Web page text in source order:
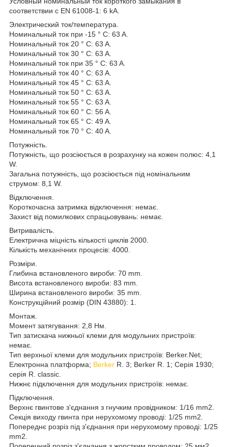
соответствии с EN 61008-1: 6 kA.
Электрический ток/температура.
Номинальный ток при -15 ° C: 63 A.
Номинальный ток 20 ° C: 63 A.
Номинальный ток 30 ° C: 63 A.
Номинальный ток при 35 ° C: 63 A.
Номинальный ток 40 ° C: 63 A.
Номинальный ток 45 ° C: 63 A.
Номинальный ток 50 ° C: 63 A.
Номинальный ток 55 ° C: 63 A.
Номинальный ток 60 ° C: 56 A.
Номинальный ток 65 ° C: 49 A.
Номинальный ток 70 ° C: 40 A.
Потужність.
Потужність, що розсіюється в розрахунку на кожен полюс: 4,1
W.
Загальна потужність, що розсіюється під номінальним
струмом: 8,1 W.
Відключення.
Короткочасна затримка відключення: немає.
Захист від помилкових спрацьовувань: немає.
Витривалість.
Електрична міцність кількості циклів 2000.
Кількість механічних процесів: 4000.
Розміри.
Глибина встановленого вироби: 70 mm.
Висота встановленого вироби: 83 mm.
Ширина встановленого вироби: 35 mm.
Конструкційний розмір (DIN 43880): 1.
Монтаж.
Момент затягування: 2,8 Нм.
Тип затискача нижньої клеми для модульних пристроїв:
немає.
Тип верхньої клеми для модульних пристроїв: Berker.Net;
Електронна платформа; Berker R. 3; Berker R. 1; Серія 1930;
серія R. classic.
Нижнє підключення для модульних пристроїв: немає.
Підключення.
Верхнє гвинтове з'єднання з гнучким провідником: 1/16 mm2.
Секція виходу гвинта при нерухомому проводі: 1/25 mm2.
Попереднє розріз під з'єднання при нерухомому проводі: 1/25
mm2.